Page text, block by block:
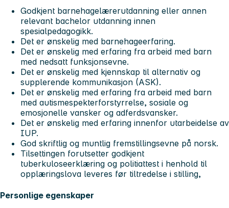
Godkjent barnehagelærerutdanning eller annen
relevant bachelor utdanning innen
spesialpedagogikk.
Det er ønskelig med barnehageerfaring.
Det er ønskelig med erfaring fra arbeid med barn
med nedsatt funksjonsevne.
Det er ønskelig med kjennskap til alternativ og
supplerende kommunikasjon (ASK).
Det er ønskelig med erfaring fra arbeid med barn
med autismespekterforstyrrelse, sosiale og
emosjonelle vansker og adferdsvansker.
Det er ønskelig med erfaring innenfor utarbeidelse av
IUP.
God skriftlig og muntlig fremstillingsevne på norsk.
Tilsettingen forutsetter godkjent
tuberkuloseerklæring og politiattest i henhold til
opplæringslova leveres før tiltredelse i stilling,
Personlige egenskaper